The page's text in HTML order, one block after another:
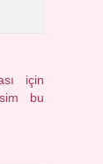
için
bu